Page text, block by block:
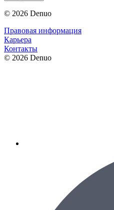
© 2026 Denuo
Правовая информация
Карьера
Контакты
© 2026 Denuo